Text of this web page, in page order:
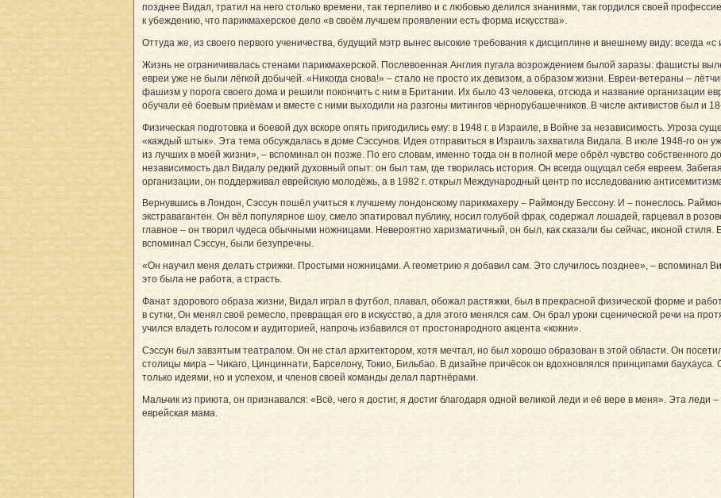
позднее Видал, тратил на него столько времени, так терпеливо и с любовью делился знаниями, так гордился своей
к убеждению, что парикмахерское дело «в ­своём лучшем проявлении есть форма искусства».
Оттуда же, из своего первого ученичества, будущий мэтр вынес высокие требования к дисциплине и внешнему виду: всегда
Жизнь не ограничивалась стенами парикмахерской. Послевоенная Англия пугала возрождением былой заразы: фашисты
евреи уже не были лёгкой добычей. «Никогда снова!» – стало не просто их девизом, а образом жизни. Евреи-ветераны –
фашизм у порога своего дома и решили покончить с ним в Британии. Их было 43 человека, отсюда и название организации
обучали её боевым приёмам и вместе с ними выходили на разгоны митингов чёрнорубашечников. В числе активистов был и
Физическая подготовка и боевой дух вскоре опять пригодились ему: в 1948 г. в Израиле, в Войне за независимость. Угроза
«каждый штык». Эта тема обсуждалась в доме Сэссунов. Идея отправиться в Израиль захватила Видала. В июле 1948-го он
из лучших в моей жизни», – вспоминал он позже. По его словам, именно тогда он в полной мере обрёл чувство собственного
независимость дал Видалу редкий духовный опыт: он был там, где творилась история. Он всегда ощущал себя евреем.
организации, он поддерживал еврейскую молодёжь, а в 1982 г. открыл Международный центр по исследованию
Вернувшись в Лондон, Сэссун пошёл учиться к лучшему лондонскому парикмахеру – Раймонду Бессону. И – понеслось.
экстравагантен. Он вёл популярное шоу, смело эпатировал публику, носил голубой фрак, содержал лошадей, гарцевал в
главное – он творил чудеса обычными ножницами. Невероятно харизматичный, он был, как сказали бы сейчас, иконой стиля.
вспоминал Сэссун, были безупречны.
«Он научил меня делать стрижки. Простыми ножницами. А геометрию я добавил сам. Это случилось позднее», – вспоминал
это была не работа, а страсть.
Фанат здорового образа жизни, Видал играл в футбол, плавал, обожал растяжки, был в прекрасной физической форме и
в сутки, Он менял своё ремесло, превращая его в искусство, а для этого менялся сам. Он брал уроки сценической речи на
учился владеть голосом и аудиторией, напрочь избавился от простонарод­ного акцента «кокни».
Сэссун был завзятым театралом. Он не стал архитектором, хотя мечтал, но был хорошо образован в этой области. Он
столицы мира – Чикаго, Цинциннати, Барселону, Токио, Бильбао. В дизайне причёсок он вдохновлялся принципами баухауса.
только идеями, но и успехом, и членов своей команды делал партнёрами.
Мальчик из приюта, он признавался: «Всё, чего я достиг, я достиг благодаря одной великой леди и её вере в меня». Эта леди –
еврейская мама.